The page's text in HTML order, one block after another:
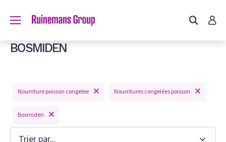
congelee
BOSMIDEN
Nourriture poisson congelee Nourritures congelées poisson
Bosmiden